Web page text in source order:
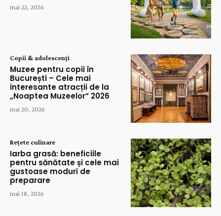
mai 22, 2026
Copii & adolescenți
Muzee pentru copii în
București – Cele mai
interesante atracții de la
„Noaptea Muzeelor” 2026
mai 20, 2026
Rețete culinare
Iarba grasă: beneficiile
pentru sănătate și cele mai
gustoase moduri de
preparare
mai 18, 2026